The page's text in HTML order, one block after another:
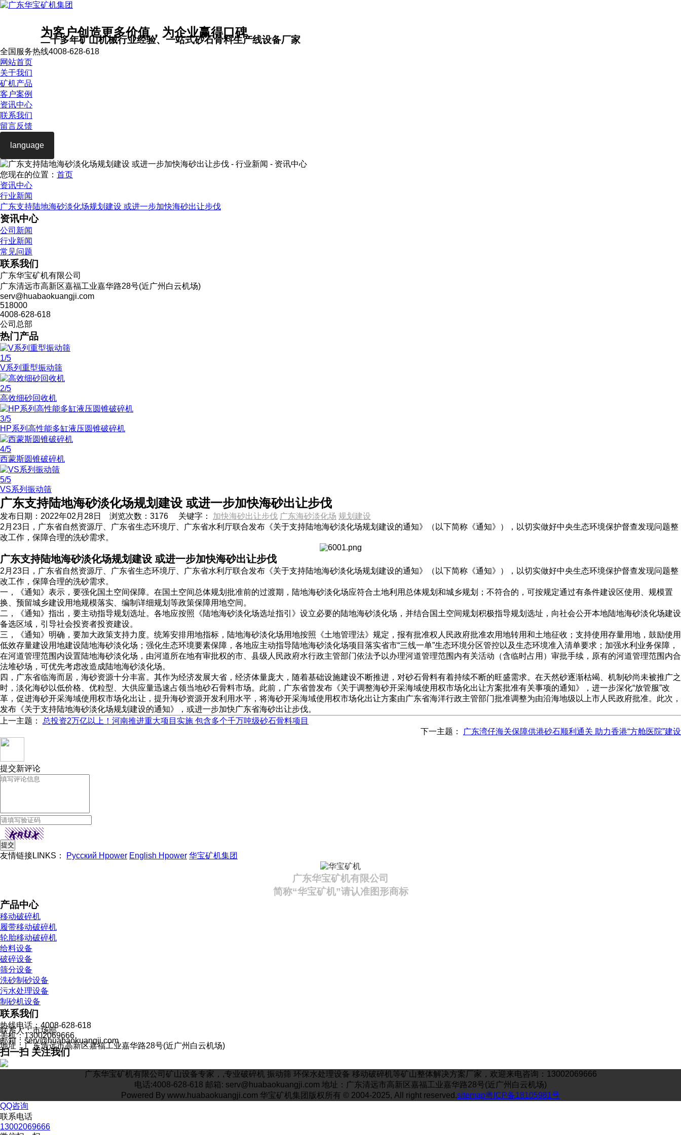
为客户创造更多价值，为企业赢得口碑
二十多年矿山机械行业经验、一站式砂石骨料生产线设备厂家
全国服务热线4008-628-618
网站首页
关于我们
矿机产品
客户案例
资讯中心
联系我们
留言反馈
language
您现在的位置： 首页
资讯中心
行业新闻
广东支持陆地海砂淡化场规划建设 或进一步加快海砂出让步伐
资讯中心
公司新闻
行业新闻
常见问题
联系我们
广东华宝矿机有限公司
广东清远市高新区嘉福工业嘉华路28号(近广州白云机场)
serv@huabaokuangji.com
518000
4008-628-618
公司总部
热门产品
1/5
V系列重型振动筛
2/5
高效细砂回收机
3/5
HP系列高性能多缸液压圆锥破碎机
4/5
西蒙斯圆锥破碎机
5/5
VS系列振动筛
广东支持陆地海砂淡化场规划建设 或进一步加快海砂出让步伐
发布日期： 2022年02月28日 浏览次数： 3176 关键字： 加快海砂出让步伐 广东海砂淡化场 规划建设
2月23日，广东省自然资源厅、广东省生态环境厅、广东省水利厅联合发布《关于支持陆地海砂淡化场规划建设的通知》（以下简称《通知》），以切实做好中央生态环境保护督查发现问题整
改工作，保障合理的洗砂需求。
广东支持陆地海砂淡化场规划建设 或进一步加快海砂出让步伐
2月23日，广东省自然资源厅、广东省生态环境厅、广东省水利厅联合发布《关于支持陆地海砂淡化场规划建设的通知》（以下简称《通知》），以切实做好中央生态环境保护督查发现问题整
改工作，保障合理的洗砂需求。
一，《通知》表示，要强化国土空间保障。在国土空间总体规划批准前的过渡期，陆地海砂淡化场应符合土地利用总体规划和城乡规划；不符合的，可按规定通过有条件建设区使用、规模置
换、预留城乡建设用地规模落实、编制详细规划等政策保障用地空间。
二，《通知》指出，要主动指导规划选址。各地应按照《陆地海砂淡化场选址指引》设立必要的陆地海砂淡化场，并结合国土空间规划积极指导规划选址，向社会公开本地陆地海砂淡化场建设
备选区域，引导社会投资者投资建设。
三，《通知》明确，要加大政策支持力度。统筹安排用地指标，陆地海砂淡化场用地按照《土地管理法》规定，报有批准权人民政府批准农用地转用和土地征收；支持使用存量用地，鼓励使用
低效存量建设用地建设陆地海砂淡化场；强化生态环境要素保障，各地应主动指导陆地海砂淡化场项目落实省市“三线一单”生态环境分区管控以及生态环境准入清单要求；加强水利业务保障，
在河道管理范围内设置陆地海砂淡化场，由河道所在地有审批权的市、县级人民政府水行政主管部门依法予以办理河道管理范围内有关活动（含临时占用）审批手续，原有的河道管理范围内合
法堆砂场，可优先考虑改造成陆地海砂淡化场。
四，广东省临海而居，海砂资源十分丰富。其作为经济发展大省，经济体量庞大，随着基础设施建设不断推进，对砂石骨料有着持续不断的旺盛需求。在天然砂逐渐枯竭、机制砂尚未被推广之
时，淡化海砂以低价格、优粒型、大供应量迅速占领当地砂石骨料市场。此前，广东省曾发布《关于调整海砂开采海域使用权市场化出让方案批准有关事项的通知》，进一步深化“放管服”改
革，促进海砂开采海域使用权市场化出让，提升海砂资源开发利用水平，将海砂开采海域使用权市场化出让方案由广东省海洋行政主管部门批准调整为由沿海地级以上市人民政府批准。此次，
发布《关于支持陆地海砂淡化场规划建设的通知》，或进一步加快广东省海砂出让步伐。
上一主题： 总投资2万亿以上！河南推进重大项目实施 包含多个千万吨级砂石骨料项目
下一主题：
广东湾仔海关保障供港砂石顺利通关 助力香港“方舱医院”建设
提交新评论
友情链接LINKS： Русский Hpower English Hpower 华宝矿机集团
广东华宝矿机有限公司
简称“华宝矿机”请认准图形商标
产品中心
移动破碎机
履带移动破碎机
轮胎移动破碎机
给料设备
破碎设备
筛分设备
洗砂制砂设备
污水处理设备
制砂机设备
联系我们
热线电话：4008-628-618
联系人：市场部
手机：13002069666
邮箱：serv@huabaokuangji.com
地址：广东清远市高新区嘉福工业嘉华路28号(近广州白云机场)
扫一扫 关注我们
广东华宝矿机有限公司矿山设备专家，,专业破碎机 振动筛 环保水处理设备 移动破碎机等矿山整体解决方案厂家，欢迎来电咨询：13002069666
电话:4008-628-618 邮箱: serv@huabaokuangji.com 地址：广东清远市高新区嘉福工业嘉华路28号(近广州白云机场)
Powered By www.huabaokuangji.com 华宝矿机集团版权所有 © 2004-2025, All right reserved.sitemap粤ICP备18105981号
QQ咨询
联系电话
13002069666